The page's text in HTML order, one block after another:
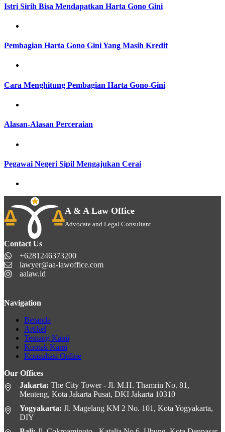
Istri Sirih Bisa Mendapatkan Harta Gono Gini
Pembagian Harta Gono Gini Yang Masih Kredit
Cara Menghitung Pembagian Harta Gono-Gini
Alasan-Alasan Perceraian
Pegawai Negeri Sipil Mengajukan Cerai
A & A Law Office
Advocate and Legal Consultant
Contact Us
+6281246373200
lawyer@aa-lawoffice.com
aalaw.id
Navigation
Beranda
Artikel
Tentang Kami
Kontak Kami
Konsultasi Online
Our Offices
Jakarta: The City Tower - Jl. M.H. Thamrin No. 81,
Menteng, Kota Jakarta Pusat, DKI Jakarta 10310
Yogyakarta: Jl. Magelang KM 2 No. 101, Kota Yogyakarta,
DIY